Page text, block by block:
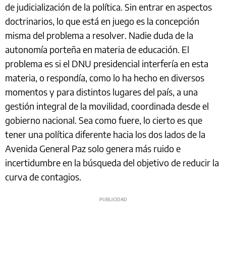
de judicialización de la política. Sin entrar en aspectos
doctrinarios, lo que está en juego es la concepción
misma del problema a resolver. Nadie duda de la
autonomía porteña en materia de educación. El
problema es si el DNU presidencial interfería en esta
materia, o respondía, como lo ha hecho en diversos
momentos y para distintos lugares del país, a una
gestión integral de la movilidad, coordinada desde el
gobierno nacional. Sea como fuere, lo cierto es que
tener una política diferente hacia los dos lados de la
Avenida General Paz solo genera más ruido e
incertidumbre en la búsqueda del objetivo de reducir la
curva de contagios.